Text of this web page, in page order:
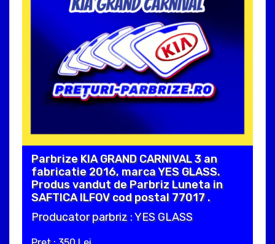
Parbrize KIA GRAND CARNIVAL 3 an
fabricatie 2016, marca YES GLASS.
Produs vandut de Parbriz Luneta in
SAFTICA ILFOV cod postal 77017 .
Producator parbriz : YES GLASS